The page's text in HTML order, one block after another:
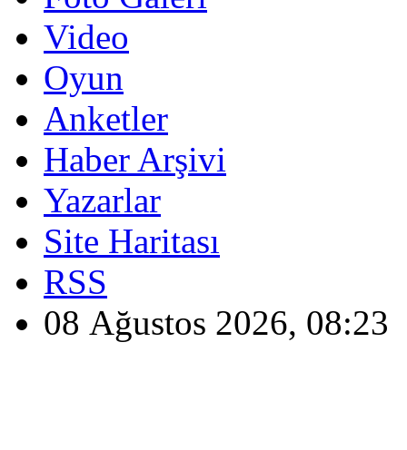
Video
Oyun
Anketler
Haber Arşivi
Yazarlar
Site Haritası
RSS
08 Ağustos 2026, 08:23